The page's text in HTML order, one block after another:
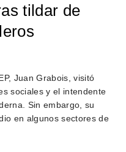
tildar de
Juan Grabois, visitó
sociales y el intendente
Sin embargo, su
en algunos sectores de